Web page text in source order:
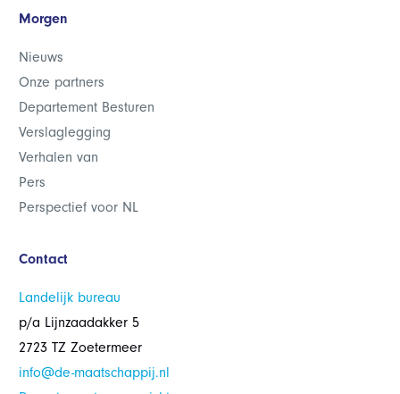
Morgen
Nieuws
Onze partners
Departement Besturen
Verslaglegging
Verhalen van
Pers
Perspectief voor NL
Contact
Landelijk bureau
p/a Lijnzaadakker 5
2723 TZ Zoetermeer
info@de-maatschappij.nl